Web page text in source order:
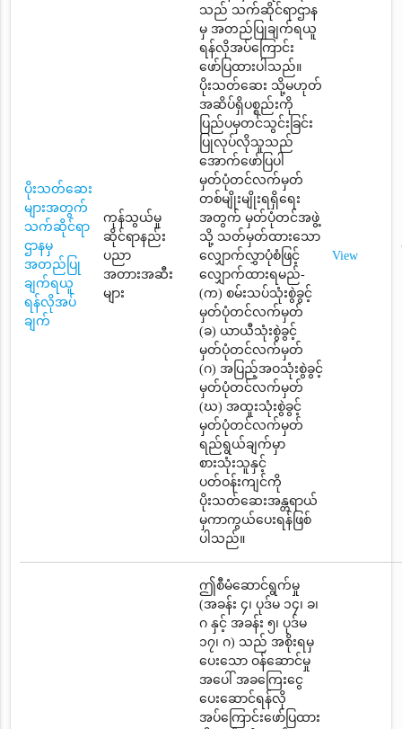
ပိုးသတ်ဆေး
များအတွက်
သက်ဆိုင်ရာ
ဌာနမှ
အတည်ပြု
ချက်ရယူ
ရန်လိုအပ်
ချက်
ကုန်သွယ်မှု
ဆိုင်ရာနည်း
ပညာ
အတားအဆီး
များ
သည် သက်ဆိုင်ရာဌာန
မှ အတည်ပြုချက်ရယူ
ရန်လိုအပ်ကြောင်း
ဖော်ပြထားပါသည်။
ပိုးသတ်ဆေး သို့မဟုတ်
အဆိပ်ရှိပစ္စည်းကို
ပြည်ပမှတင်သွင်းခြင်း
ပြုလုပ်လိုသူသည်
အောက်ဖော်ပြပါ
မှတ်ပုံတင်လက်မှတ်
တစ်မျိုးမျိုးရရှိရေး
အတွက် မှတ်ပုံတင်အဖွဲ့
သို့ သတ်မှတ်ထားသော
လျှောက်လွှာပုံစံဖြင့်
လျှောက်ထားရမည်-
(က) စမ်းသပ်သုံးစွဲခွင့်
မှတ်ပုံတင်လက်မှတ်
(ခ) ယာယီသုံးစွဲခွင့်
မှတ်ပုံတင်လက်မှတ်
(ဂ) အပြည့်အဝသုံးစွဲခွင့်
မှတ်ပုံတင်လက်မှတ်
(ဃ) အထူးသုံးစွဲခွင့်
မှတ်ပုံတင်လက်မှတ်
ရည်ရွယ်ချက်မှာ
စားသုံးသူနှင့်
ပတ်ဝန်းကျင်ကို
ပိုးသတ်ဆေးအန္တရာယ်
မှကာကွယ်ပေးရန်ဖြစ်
ပါသည်။
View
ဤစီမံဆောင်ရွက်မှု
(အခန်း ၄၊ ပုဒ်မ ၁၄၊ ခ၊
ဂ နှင့် အခန်း ၅၊ ပုဒ်မ
၁၇၊ ဂ) သည် အစိုးရမှ
ပေးသော ဝန်ဆောင်မှု
အပေါ် အခကြေးငွေ
ပေးဆောင်ရန်လို
အပ်ကြောင်းဖော်ပြထား